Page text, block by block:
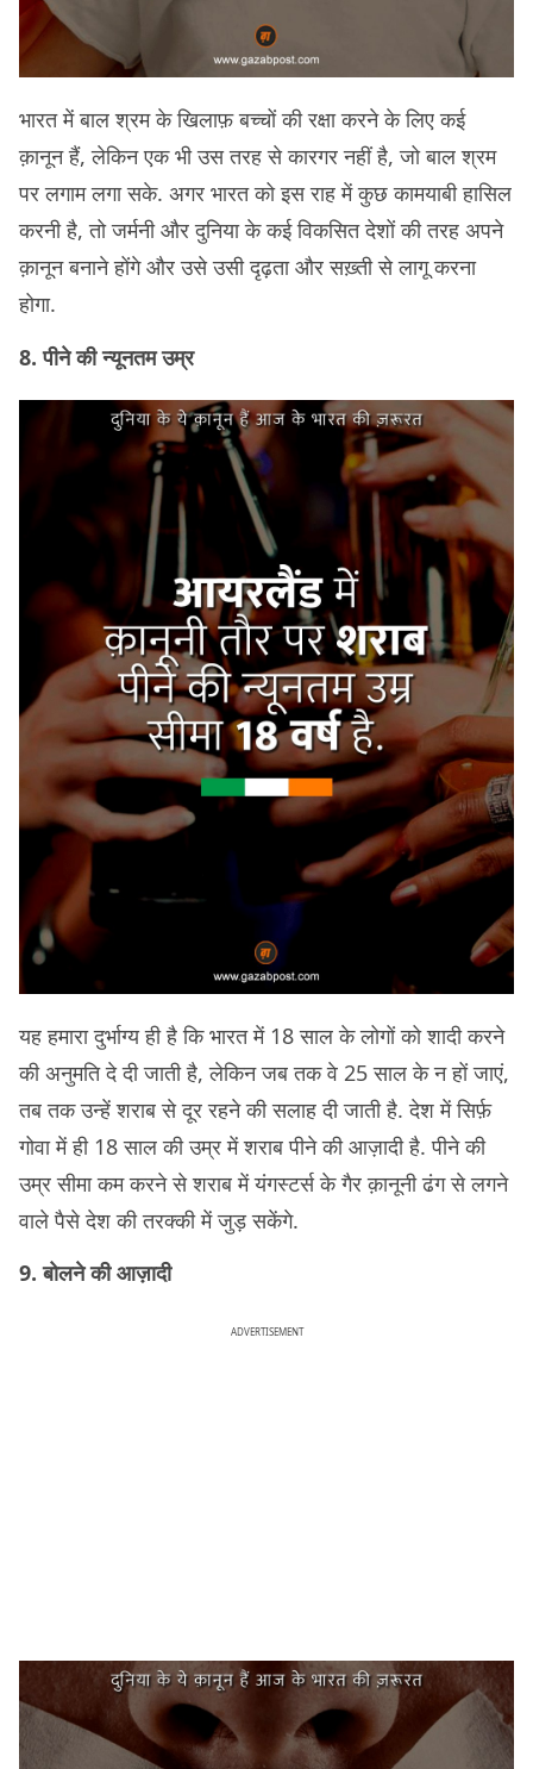
भारत में बाल श्रम के खिलाफ़ बच्चों की रक्षा करने के लिए कई
क़ानून हैं, लेकिन एक भी उस तरह से कारगर नहीं है, जो बाल श्रम
पर लगाम लगा सके. अगर भारत को इस राह में कुछ कामयाबी हासिल
करनी है, तो जर्मनी और दुनिया के कई विकसित देशों की तरह अपने
क़ानून बनाने होंगे और उसे उसी दृढ़ता और सख़्ती से लागू करना
होगा.
8. पीने की न्यूनतम उम्र
यह हमारा दुर्भाग्य ही है कि भारत में 18 साल के लोगों को शादी करने
की अनुमति दे दी जाती है, लेकिन जब तक वे 25 साल के न हों जाएं,
तब तक उन्हें शराब से दूर रहने की सलाह दी जाती है. देश में सिर्फ़
गोवा में ही 18 साल की उम्र में शराब पीने की आज़ादी है. पीने की
उम्र सीमा कम करने से शराब में यंगस्टर्स के गैर क़ानूनी ढंग से लगने
वाले पैसे देश की तरक्की में जुड़ सकेंगे.
9. बोलने की आज़ादी
ADVERTISEMENT